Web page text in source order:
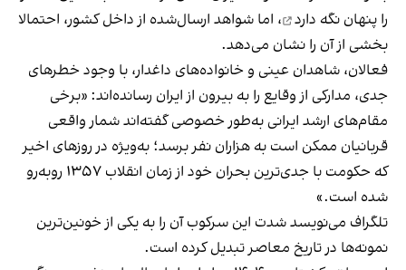
را پنهان نگه دارد
، اما شواهد ارسال‌شده از داخل کشور، احتمالا
بخشی از آن را نشان می‌دهد.
فعالان، شاهدان عینی و خانواده‌های داغدار، با وجود خطرهای
جدی، مدارکی از وقایع را به بیرون از ایران رسانده‌اند: «برخی
مقام‌های ارشد ایرانی به‌طور خصوصی گفته‌اند شمار واقعی
قربانیان ممکن است به هزاران نفر برسد؛ به‌ویژه در روزهای اخیر
که حکومت با جدی‌ترین بحران خود از زمان انقلاب ۱۳۵۷ روبه‌رو
شده است.»
تلگراف می‌نویسد شدت این سرکوب آن را به یکی از خونین‌ترین
نمونه‌ها در تاریخ معاصر تبدیل کرده است.